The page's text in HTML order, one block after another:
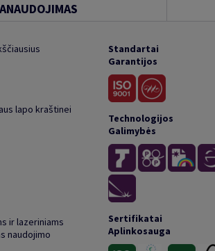
lapo kraštinei
ir lazeriniams
naudojimo
Standartai
Garantijos
Technologijos
Galimybės
Sertifikatai
Aplinkosauga